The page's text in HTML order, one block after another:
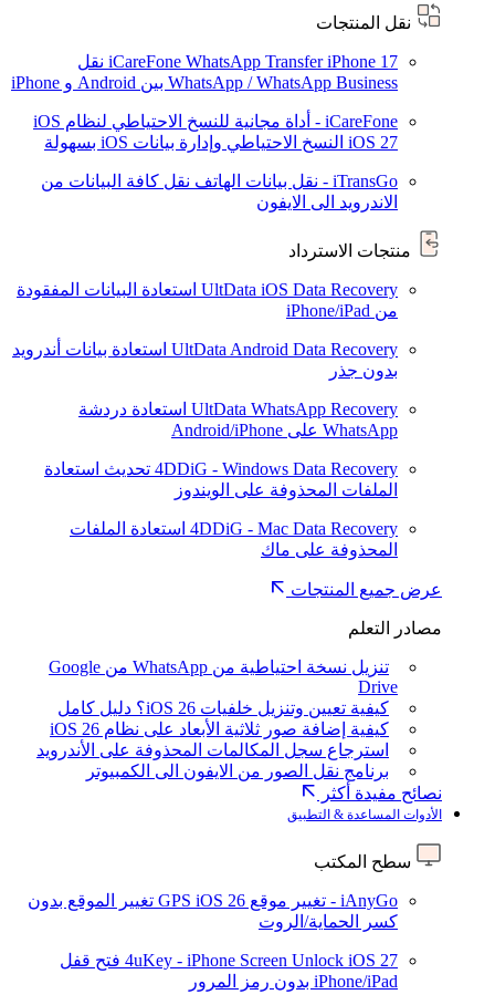
نقل المنتجات
iCareFone WhatsApp TransferiPhone 17
نقل
WhatsApp / WhatsApp Business بين Android و iPhone
iCareFone - أداة مجانية للنسخ الاحتياطي لنظام iOS
iOS 27 النسخ الاحتياطي وإدارة بيانات iOS بسهولة
iTransGo - نقل بيانات الهاتف
نقل كافة البيانات من
الاندرويد الى الايفون
منتجات الاسترداد
UltData iOS Data Recovery استعادة البيانات المفقودة
من iPhone/iPad
UltData Android Data Recovery استعادة بيانات أندرويد
بدون جذر
UltData WhatsApp Recovery استعادة دردشة
WhatsApp على Android/iPhone
4DDiG - Windows Data Recovery تحديث استعادة
الملفات المحذوفة على الويندوز
4DDiG - Mac Data Recovery استعادة الملفات
المحذوفة على ماك
عرض جميع المنتجات
مصادر التعلم
تنزيل نسخة احتياطية من WhatsApp من Google
Drive
كيفية تعيين وتنزيل خلفيات iOS 26؟ دليل كامل
كيفية إضافة صور ثلاثية الأبعاد على نظام iOS 26
استرجاع سجل المكالمات المحذوفة على الأندرويد
برنامج نقل الصور من الايفون الى الكمبيوتر
نصائح مفيدة أكثر
الأدوات المساعدة & التطبيق
سطح المكتب
iAnyGo - تغيير موقع GPS iOS 26
تغيير الموقع بدون
كسر الحماية/الروت
4uKey - iPhone Screen Unlock iOS 27
فتح قفل
iPhone/iPad بدون رمز المرور